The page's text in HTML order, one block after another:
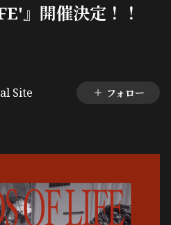
』開催決定！！
Site フォロー